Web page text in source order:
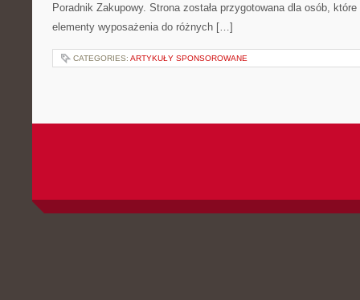
Poradnik Zakupowy. Strona została przygotowana dla osób,
elementy wyposażenia do różnych […]
CATEGORIES: ARTYKUŁY SPONSOROWANE